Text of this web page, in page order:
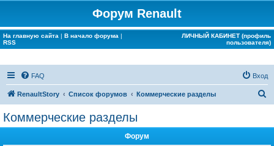
Форум Renault
На главную сайта | В начало форума |
RSS
ЛИЧНЫЙ КАБИНЕТ (профиль
пользователя)
FAQ Вход
RenaultStory Список форумов Коммерческие разделы
Коммерческие разделы
Форум